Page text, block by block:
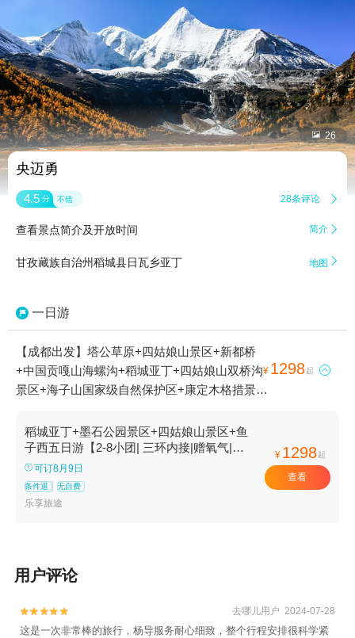
 26
央迈勇
4.5 分 不错 28条评论 
查看景点简介及开放时间 简介 
甘孜藏族自治州稻城县日瓦乡亚丁 地图 
一日游
【成都出发】塔公草原+四姑娘山景区+新都桥
+中国贡嘎山海螺沟+稻城亚丁+四姑娘山双桥沟
景区+海子山国家级自然保护区+康定木格措景区
寺+折多山+高尔寺山+冲古寺+甘孜稻城亚丁景
区-仙乃日+央迈勇+稻城亚丁-夏诺多吉+牛奶海
+木雅圣地景区+墨石公园景区+亚丁村+洛绒牛
场+鱼子西+勒通古镇·千户藏寨+稻城白塔5日游
¥ 1298起 
稻城亚丁+墨石公园景区+四姑娘山景区+鱼
子西五日游【2-8小团| 三环内接|赠氧气|旅
拍|旅游三宝|舒适用车】
可订8月9日
条件退 无自费
乐享旅途
¥ 1298起
查看
用户评论

 去哪儿用户 2024-07-28
这是一次非常棒的旅行，杨导服务耐心细致，整个行程安排很科学紧